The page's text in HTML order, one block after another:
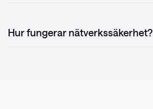
Hur fungerar nätverkssäkerhet?